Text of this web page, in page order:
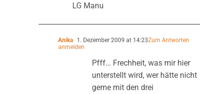
LG Manu
Anika 1. Dezember 2009 at 14:23Zum Antworten
anmelden
Pfff… Frechheit, was mir hier
unterstellt wird, wer hätte nicht
gerne mit den drei